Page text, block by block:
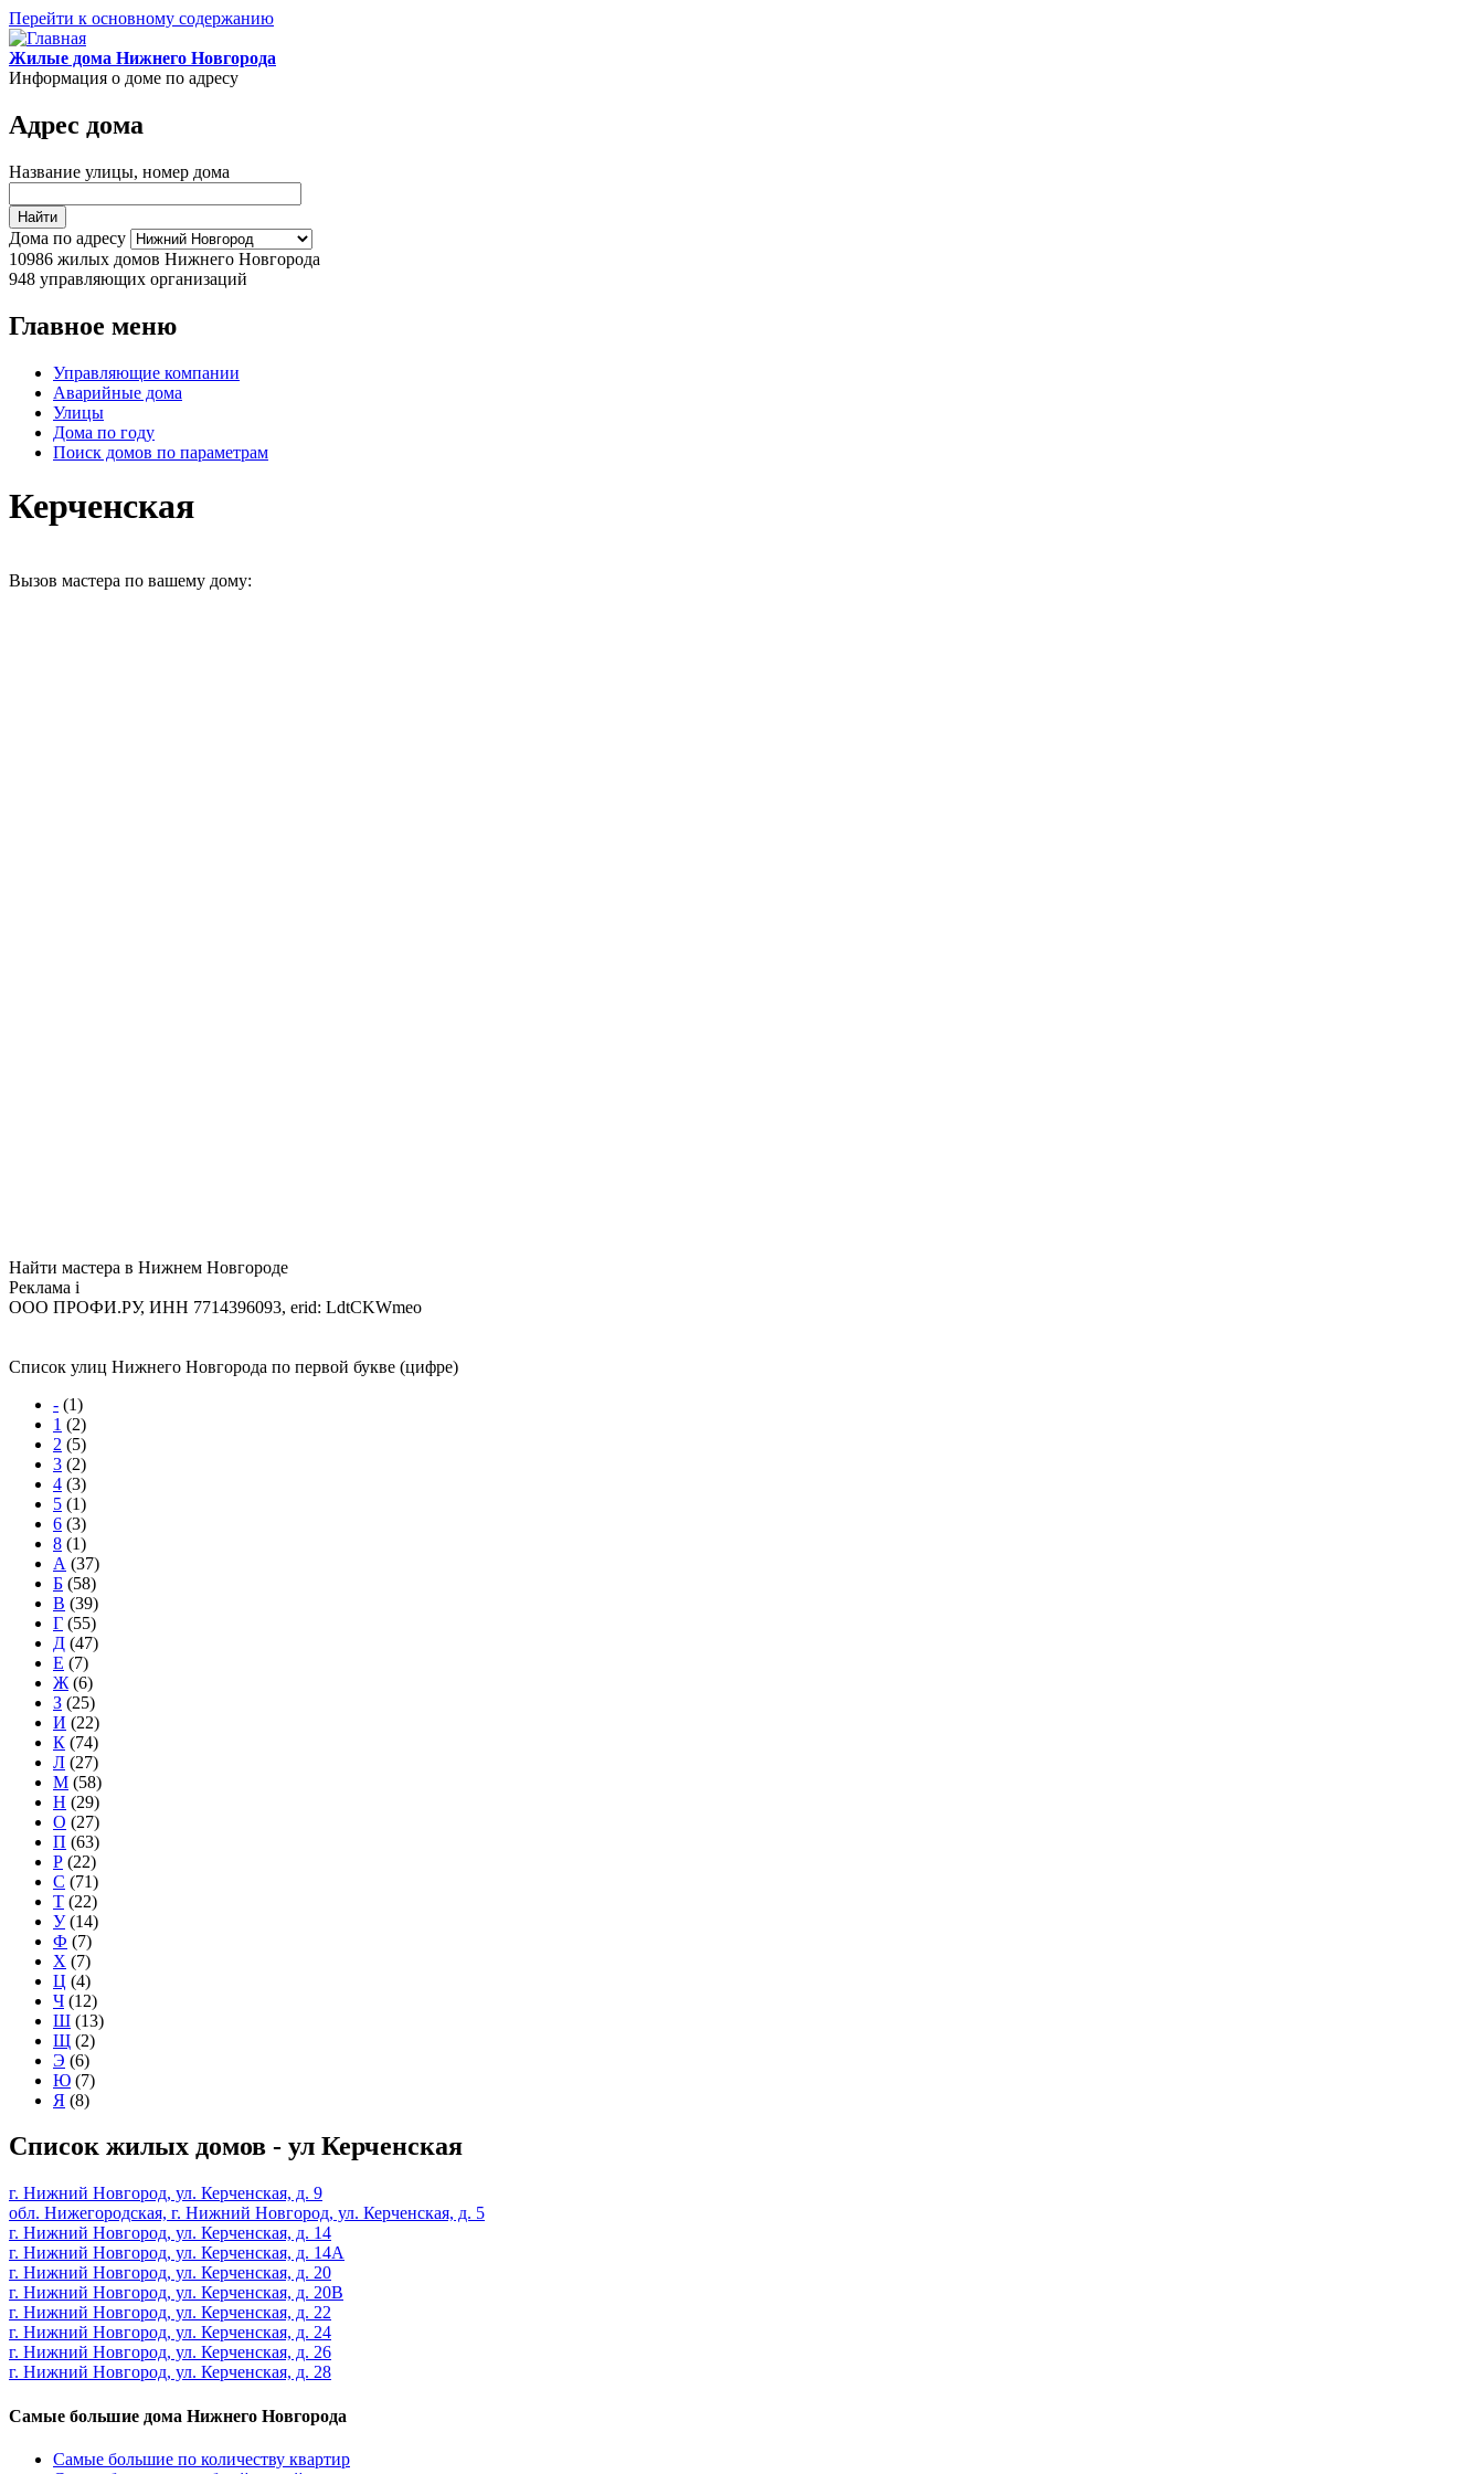
Перейти к основному содержанию
Жилые дома Нижнего Новгорода
Информация о доме по адресу
Адрес дома
Название улицы, номер дома
Дома по адресу
10986 жилых домов Нижнего Новгорода
948 управляющих организаций
Главное меню
Управляющие компании
Аварийные дома
Улицы
Дома по году
Поиск домов по параметрам
Керченская
Вызов мастера по вашему дому:
Найти мастера в Нижнем Новгороде
Реклама i
ООО ПРОФИ.РУ, ИНН 7714396093, erid: LdtCKWmeo
Список улиц Нижнего Новгорода по первой букве (цифре)
- (1)
1 (2)
2 (5)
3 (2)
4 (3)
5 (1)
6 (3)
8 (1)
А (37)
Б (58)
В (39)
Г (55)
Д (47)
Е (7)
Ж (6)
З (25)
И (22)
К (74)
Л (27)
М (58)
Н (29)
О (27)
П (63)
Р (22)
С (71)
Т (22)
У(14)
Ф (7)
Х (7)
Ц (4)
Ч (12)
Ш (13)
Щ (2)
Э (6)
Ю (7)
Я (8)
Список жилых домов - ул Керченская
г. Нижний Новгород, ул. Керченская, д. 9
обл. Нижегородская, г. Нижний Новгород, ул. Керченская, д. 5
г. Нижний Новгород, ул. Керченская, д. 14
г. Нижний Новгород, ул. Керченская, д. 14А
г. Нижний Новгород, ул. Керченская, д. 20
г. Нижний Новгород, ул. Керченская, д. 20В
г. Нижний Новгород, ул. Керченская, д. 22
г. Нижний Новгород, ул. Керченская, д. 24
г. Нижний Новгород, ул. Керченская, д. 26
г. Нижний Новгород, ул. Керченская, д. 28
Самые большие дома Нижнего Новгорода
Самые большие по количеству квартир